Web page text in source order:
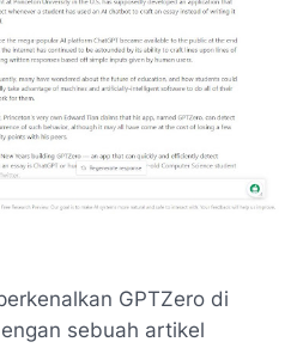
GPTZero di
sebuah artikel